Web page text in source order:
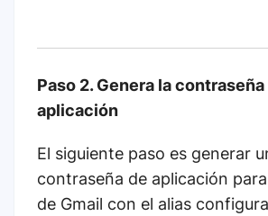
Paso 2. Genera la
aplicación
El siguiente paso es generar
contraseña de aplicación
de Gmail con el alias